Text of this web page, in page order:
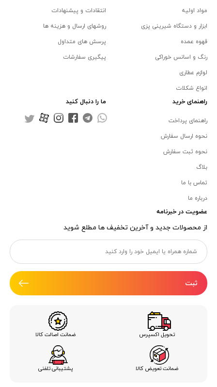
مواد اولیه
ابزار و دستگاه شیرینی پزی
قهوه عمده
رنگ و اسانس خوراکی
لوازم عطاری
انواع شکلات
انتقادات و پیشنهادات
روشهای ارسال و هزینه ها
پرسش های متداول
پیگیری سفارشات
راهنمای خرید
راهنمای پرداخت
نحوه ارسال سفارش
نحوه ثبت سفارش
بلاگ
تماس با ما
درباره ما
ما را دنبال کنید
عضویت در خبرنامه
از محصولات جدید و آخرین تخفیف ها مطلع شوید
ثبت
تحویل اکسپرس ضمانت اصالت کالا
ضمانت تعویض کالا پشتیبانی تلفنی